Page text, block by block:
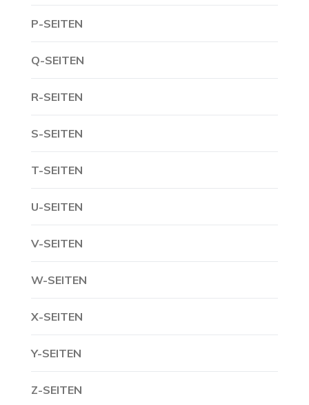
P-SEITEN
Q-SEITEN
R-SEITEN
S-SEITEN
T-SEITEN
U-SEITEN
V-SEITEN
W-SEITEN
X-SEITEN
Y-SEITEN
Z-SEITEN